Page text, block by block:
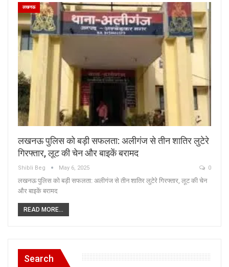
लखनऊ
लखनऊ पुलिस को बड़ी सफलता: अलीगंज से तीन शातिर लुटेरे
गिरफ्तार, लूट की चेन और बाइकें बरामद
Shibli Beg May 6, 2025 0
लखनऊ पुलिस को बड़ी सफलता: अलीगंज से तीन शातिर लुटेरे गिरफ्तार, लूट की चेन
और बाइकें बरामद
READ MORE...
Search